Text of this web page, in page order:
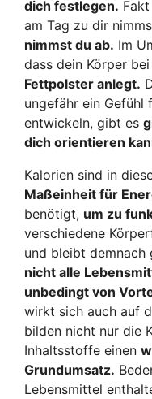
dich festlegen.
am Tag zu dir
nimmst du ab. Im
dass dein Körper
Fettpolster anlegt.
ungefähr ein Gefühl
entwickeln, gibt es
dich orientieren
Kalorien sind in
Maßeinheit für
benötigt, um zu
verschiedene
und bleibt demnach
nicht alle
unbedingt von
wirkt sich auch auf
bilden nicht nur die
Inhaltsstoffe einen
Grundumsatz.
Lebensmittel